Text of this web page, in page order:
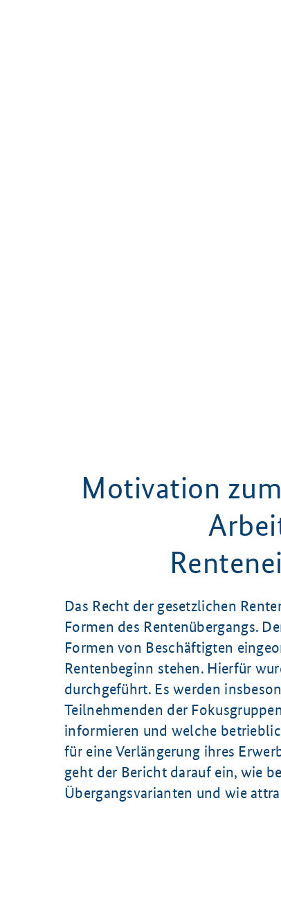
Motivation
Das Recht der gesetzlichen
Formen des Rentenübergangs.
Formen von Beschäftigten
Rentenbeginn stehen. Hierfür
durchgeführt. Es werden
Teilnehmenden der
informieren und welche
für eine Verlängerung ihres
geht der Bericht darauf ein, wie
Übergangsvarianten und wie